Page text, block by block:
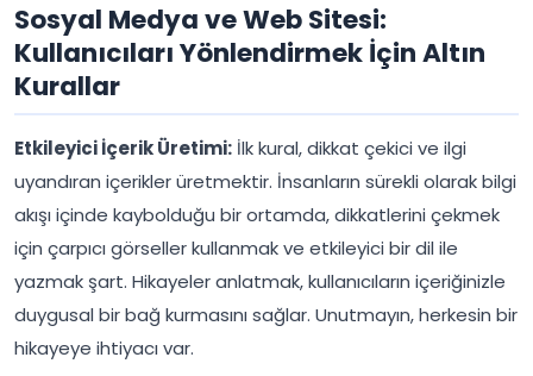
Sosyal Medya ve Web Sitesi:
Kullanıcıları Yönlendirmek İçin Altın
Kurallar
Etkileyici İçerik Üretimi: İlk kural, dikkat çekici ve ilgi
uyandıran içerikler üretmektir. İnsanların sürekli olarak bilgi
akışı içinde kaybolduğu bir ortamda, dikkatlerini çekmek
için çarpıcı görseller kullanmak ve etkileyici bir dil ile
yazmak şart. Hikayeler anlatmak, kullanıcıların içeriğinizle
duygusal bir bağ kurmasını sağlar. Unutmayın, herkesin bir
hikayeye ihtiyacı var.